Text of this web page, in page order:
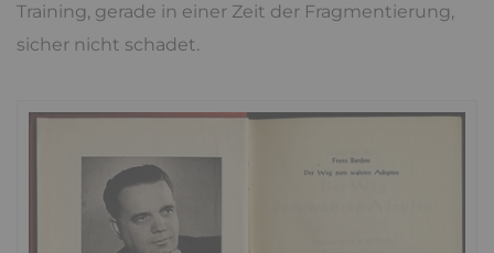
Training, gerade in einer Zeit der Fragmentierung,
sicher nicht schadet.